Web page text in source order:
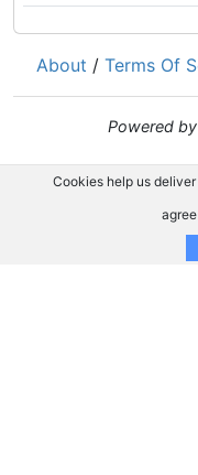
About / Terms Of
Powered by
Cookies help us